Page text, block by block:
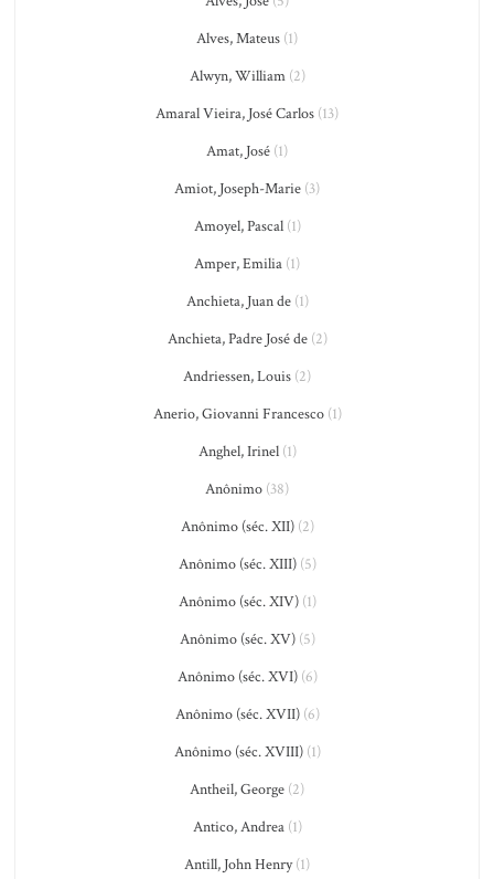
Alves, Mateus (1)
Alwyn, William(2)
Amaral Vieira, José Carlos (13)
Amat, José (1)
Amiot, Joseph-Marie (3)
Amoyel, Pascal(1)
Amper, Emilia (1)
Anchieta, Juan de(1)
Anchieta, Padre José de(2)
Andriessen, Louis (2)
Anerio, Giovanni Francesco(1)
Anghel, Irinel(1)
Anônimo (38)
Anônimo (séc. XII)(2)
Anônimo (séc. XIII)(5)
Anônimo (séc. XIV)(1)
Anônimo (séc. XV)(5)
Anônimo (séc. XVI)(6)
Anônimo (séc. XVII)(6)
Anônimo (séc. XVIII)(1)
Antheil, George (2)
Antico, Andrea(1)
Antill, John Henry(1)